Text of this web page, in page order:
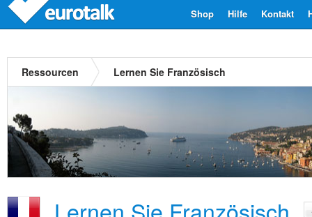
Kontakt
Hilfe
Shop
Ressourcen Lernen Sie Französisch